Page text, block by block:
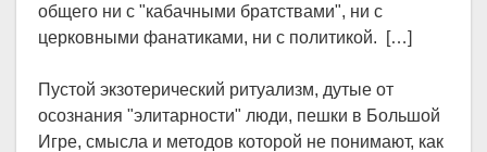
общего ни с "кабачными братствами", ни с
церковными фанатиками, ни с политикой. […]
Пустой экзотерический ритуализм, дутые от
осознания "элитарности" люди, пешки в Большой
Игре, смысла и методов которой не понимают, как